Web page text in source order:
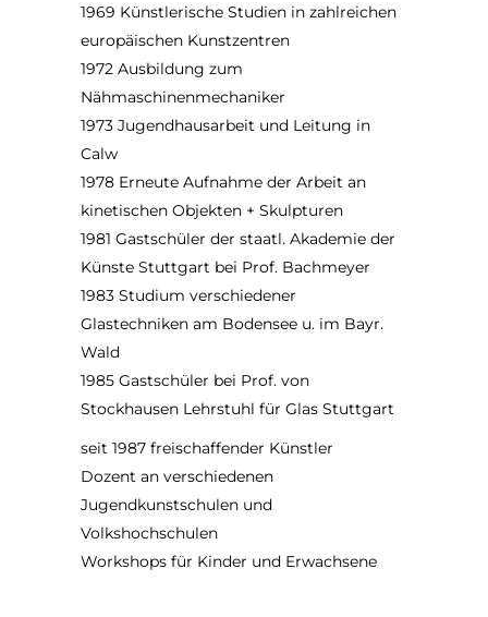
1969 Künstlerische Studien in zahlreichen
europäischen Kunstzentren
1972 Ausbildung zum
Nähmaschinenmechaniker
1973 Jugendhausarbeit und Leitung in
Calw
1978 Erneute Aufnahme der Arbeit an
kinetischen Objekten + Skulpturen
1981 Gastschüler der staatl. Akademie der
Künste Stuttgart bei Prof. Bachmeyer
1983 Studium verschiedener
Glastechniken am Bodensee u. im Bayr.
Wald
1985 Gastschüler bei Prof. von
Stockhausen Lehrstuhl für Glas Stuttgart
seit 1987 freischaffender Künstler
Dozent an verschiedenen
Jugendkunstschulen und
Volkshochschulen
Workshops für Kinder und Erwachsene